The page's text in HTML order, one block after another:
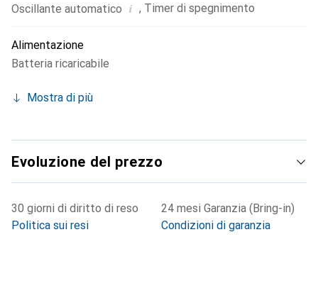
Oscillante automatico i , Timer di spegnimento
Alimentazione
Batteria ricaricabile
Mostra di più
Evoluzione del prezzo
30 giorni di diritto di reso
Politica sui resi
24 mesi Garanzia (Bring-in)
Condizioni di garanzia